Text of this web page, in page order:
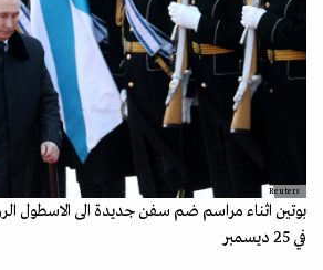
Reuters
بوتين اثناء مراسم ضم سفن جديدة الى الاسطول
في 25 ديسمبر